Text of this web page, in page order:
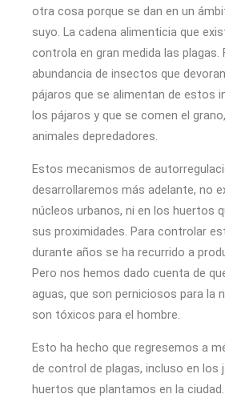
otra cosa porque se dan en un
suyo. La cadena alimenticia que
controla en gran medida las plagas.
abundancia de insectos que
pájaros que se alimentan de estos
los pájaros y que se comen el
animales depredadores.
Estos mecanismos de
desarrollaremos más adelante, no
núcleos urbanos, ni en los huertos
sus proximidades. Para controlar
durante años se ha recurrido a
Pero nos hemos dado cuenta de
aguas, que son perniciosos para la
son tóxicos para el hombre.
Esto ha hecho que regresemos a
de control de plagas, incluso en los
huertos que plantamos en la ciudad.